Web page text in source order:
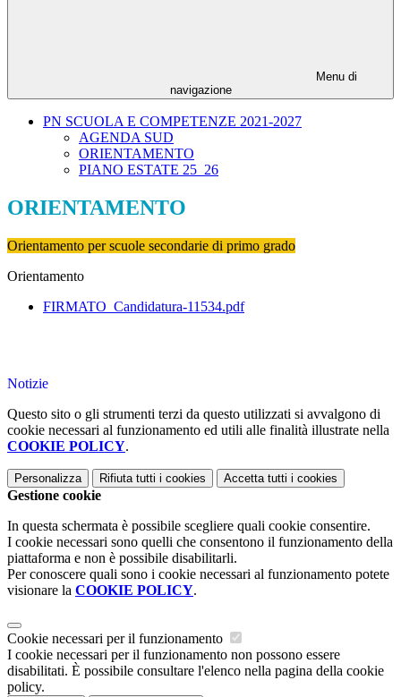
Menu di
navigazione
PN SCUOLA E COMPETENZE 2021-2027
AGENDA SUD
ORIENTAMENTO
PIANO ESTATE 25_26
ORIENTAMENTO
Orientamento per scuole secondarie di primo grado
Orientamento
FIRMATO_Candidatura-11534.pdf
Notizie
Questo sito o gli strumenti terzi da questo utilizzati si avvalgono di
cookie necessari al funzionamento ed utili alle finalità illustrate nella
COOKIE POLICY.
Personalizza Rifiuta tutti i cookies Accetta tutti i cookies
Gestione cookie
In questa schermata è possibile scegliere quali cookie consentire.
I cookie necessari sono quelli che consentono il funzionamento della
piattaforma e non è possibile disabilitarli.
Per conoscere quali sono i cookie necessari al funzionamento potete
visionare la COOKIE POLICY.
Cookie necessari per il funzionamento
I cookie necessari per il funzionamento non possono essere
disabilitati. È possibile consultare l'elenco nella pagina della cookie
policy.